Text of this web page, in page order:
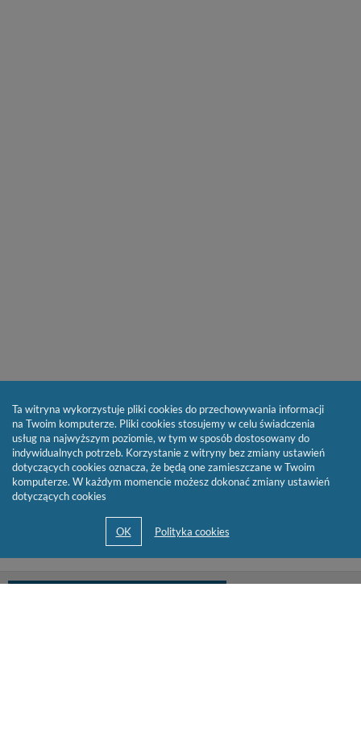
Ta witryna wykorzystuje pliki cookies do przechowywania informacji
na Twoim komputerze. Pliki cookies stosujemy w celu świadczenia
usług na najwyższym poziomie, w tym w sposób dostosowany do
indywidualnych potrzeb. Korzystanie z witryny bez zmiany ustawień
dotyczących cookies oznacza, że będą one zamieszczane w Twoim
komputerze. W każdym momencie możesz dokonać zmiany ustawień
dotyczących cookies